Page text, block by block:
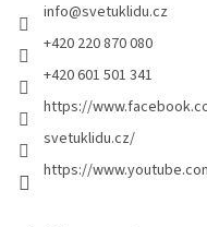
info@svetuklidu.cz
+420 220 870 080
+420 601 501 341
https://
svetuklidu.cz/
https://